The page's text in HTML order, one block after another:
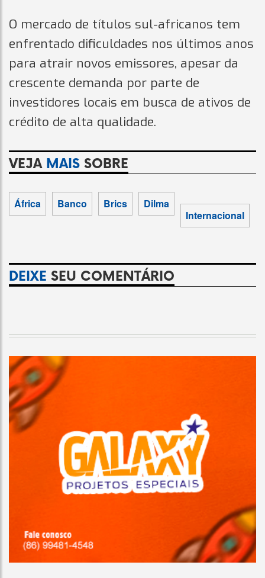
O mercado de títulos sul-africanos tem
enfrentado dificuldades nos últimos anos
para atrair novos emissores, apesar da
crescente demanda por parte de
investidores locais em busca de ativos de
crédito de alta qualidade.
VEJA MAIS SOBRE
África Banco Brics
Dilma
Internacional
DEIXE SEU COMENTÁRIO